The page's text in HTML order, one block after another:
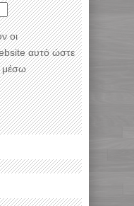
οι
αυτό ώστε
μέσω